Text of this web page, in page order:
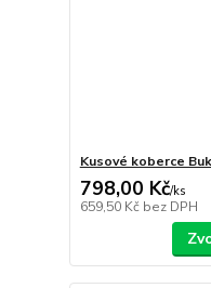
Kusové koberce
798,00 Kč/ks
659,50 Kč bez DPH